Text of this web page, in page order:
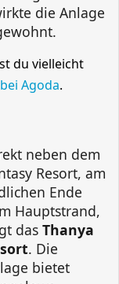
die Anlage
du vielleicht
Agoda.
neben dem
Resort, am
Ende
Hauptstrand,
das Thanya
. Die
bietet